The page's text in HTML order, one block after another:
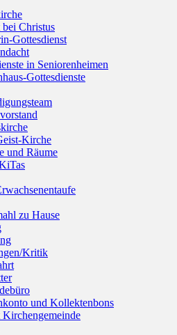
Christus
Gottesdienst
in Seniorenheimen
Gottesdienste
Kirche
und Räume
zu Hause
Kritik
und Kollektenbons